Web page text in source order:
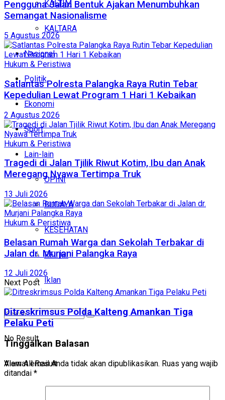
KALTIM
KALTARA
Nasional
Politik
Ekonomi
Sport
Lain-lain
OPINI
BUDAYA
KESEHATAN
RELIGI
Iklan
No Result
View All Result
Pengguna Jalan Bentuk Ajakan Menumbuhkan
Semangat Nasionalisme
5 Agustus 2026
Hukum & Peristiwa
Satlantas Polresta Palangka Raya Rutin Tebar
Kepedulian Lewat Program 1 Hari 1 Kebaikan
2 Agustus 2026
Hukum & Peristiwa
Tragedi di Jalan Tjilik Riwut Kotim, Ibu dan Anak
Meregang Nyawa Tertimpa Truk
13 Juli 2026
Hukum & Peristiwa
Belasan Rumah Warga dan Sekolah Terbakar di
Jalan dr. Murjani Palangka Raya
12 Juli 2026
Next Post
Ditreskrimsus Polda Kalteng Amankan Tiga
Pelaku Peti
Tinggalkan Balasan
Alamat email Anda tidak akan dipublikasikan. Ruas yang wajib
ditandai *